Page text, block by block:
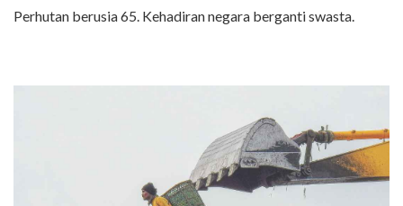
Perhutan berusia 65. Kehadiran negara berganti swasta.